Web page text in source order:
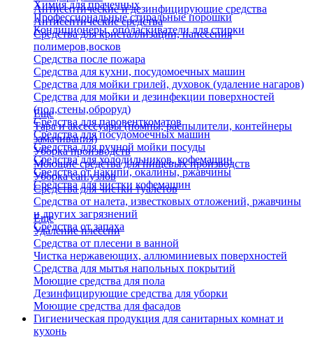
Химия для прачечных
Профессиональные стиральные порошки
Кондиционеры, ополаскиватели для стирки
Антисептические и дезинфицирующие средства
Антисептические средства
Средства для кристаллизации, нанесения
полимеров,восков
Средства после пожара
Средства для кухни, посудомоечных машин
Средства для мойки грилей, духовок (удаление нагаров)
Средства для мойки и дезинфекции поверхностей
(пол,стены,оброруд)
Средства для паровенткоматов
Средства для посудомоечных машин
Средства для ручной мойки посуды
Средства для холодильников, кофемашин
Средства от накипи, окалины, ржавчины
Средства для чистки кофемашин
Еще
Тара и аксессуары (помпы, распылители, контейнеры
замачивания)
Уборка производств
Моющие средства для пищевых производств
Уборка сан.узлов
Средства для чистки туалетов
Средства от налета, известковых отложений, ржавчины
и других загрязнений
Средства от запаха
Еще
Удаление плесени
Средства от плесени в ванной
Чистка нержавеющих, аллюминиевых поверхностей
Средства для мытья напольных покрытий
Моющие средства для пола
Дезинфицирующие средства для уборки
Моющие средства для фасадов
Гигиеническая продукция для санитарных комнат и
кухонь